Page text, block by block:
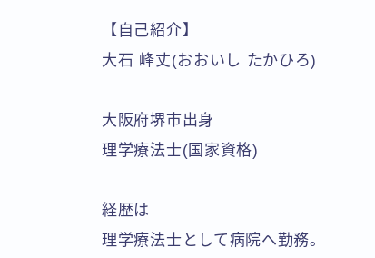
【自己紹介】
大石 峰丈(おおいし たかひろ)
大阪府堺市出身
理学療法士(国家資格)
経歴は
理学療法士として病院へ勤務。